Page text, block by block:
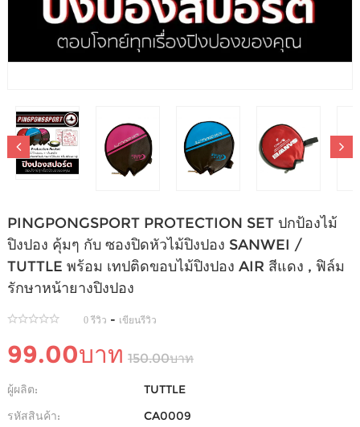
PINGPONGSPORT PROTECTION SET ปกป้องไม้
ปิงปอง คุ้มๆ กับ ซองปิดหัวไม้ปิงปอง SANWEI /
TUTTLE พร้อม เทปติดขอบไม้ปิงปอง AIR สีแดง , ฟิล์ม
รักษาหน้ายางปิงปอง
0 รีวิว - เขียนรีวิว
99.00บาท 150.00บาท
ผู้ผลิต:
TUTTLE
รหัสสินค้า:
CA0009